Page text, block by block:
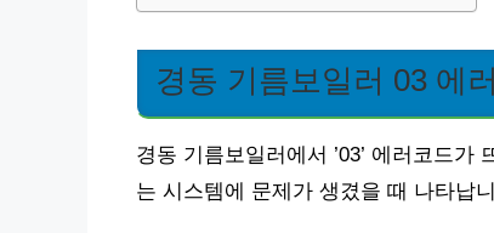
경동 기름보일러 03 에
경동 기름보일러에서 ’03’ 에러코드
는 시스템에 문제가 생겼을 때 나타납